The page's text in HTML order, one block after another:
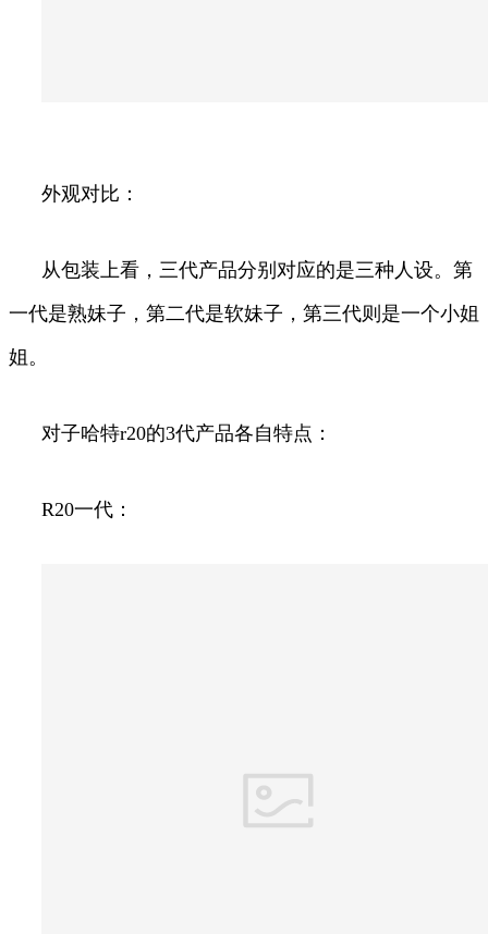
外观对比：
从包装上看，三代产品分别对应的是三种人设。第
一代是熟妹子，第二代是软妹子，第三代则是一个小姐
姐。
对子哈特r20的3代产品各自特点：
R20一代：